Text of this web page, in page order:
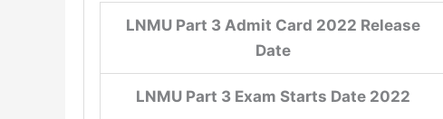
LNMU Part 3 Admit Card 2022 Release
Date
LNMU Part 3 Exam Starts Date 2022